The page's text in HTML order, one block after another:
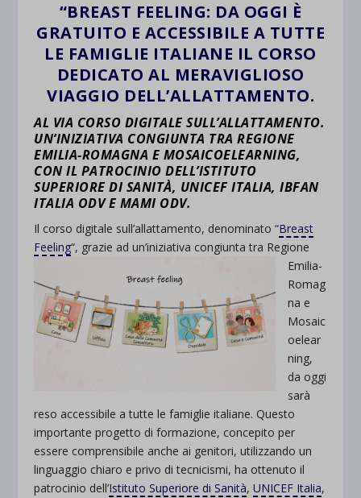
“BREAST FEELING: DA OGGI È
GRATUITO E ACCESSIBILE A TUTTE
LE FAMIGLIE ITALIANE IL CORSO
DEDICATO AL MERAVIGLIOSO
VIAGGIO DELL’ALLATTAMENTO.
AL VIA CORSO DIGITALE SULL’ALLATTAMENTO.
UN’INIZIATIVA CONGIUNTA TRA REGIONE
EMILIA-ROMAGNA E MOSAICOELEARNING,
CON IL PATROCINIO DELL’ISTITUTO
SUPERIORE DI SANITÀ, UNICEF ITALIA, IBFAN
ITALIA ODV E MAMI ODV.
Il corso digitale sull’allattamento, denominato “Breast
Feeling“, grazie ad un’iniziativa congiunta tra Regione
Emilia-
Romag
na e
Mosaic
oelear
ning,
da oggi
sarà
reso accessibile a tutte le famiglie italiane. Questo
importante progetto di formazione, concepito per
essere comprensibile anche ai genitori, utilizzando un
linguaggio chiaro e privo di tecnicismi, ha ottenuto il
patrocinio dell’Istituto Superiore di Sanità,UNICEF Italia,